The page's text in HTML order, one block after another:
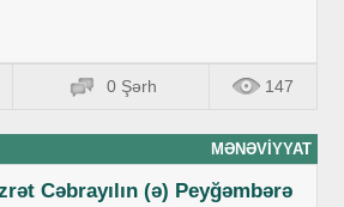
0 Şərh 147
MƏNƏVIYYAT
Cəbrayılın (ə) Peyğəmbərə